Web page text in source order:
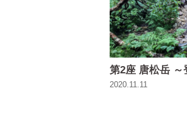
第2座 唐松岳 ～
2020.11.11